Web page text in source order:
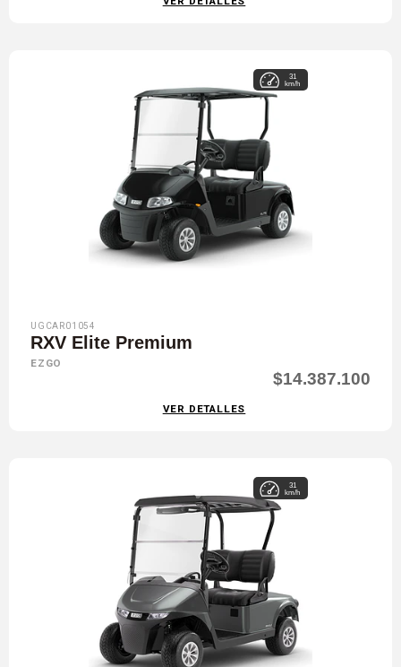
31
km/h
UGCAR01054
RXV Elite Premium
EZGO
$14.387.100
VER DETALLES
31
km/h